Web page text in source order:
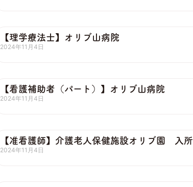
【理学療法士】オリブ山病院
2024年11月4日
【看護補助者（パート）】オリブ山病院
2024年11月4日
【准看護師】介護老人保健施設オリブ園 入所
2024年11月4日